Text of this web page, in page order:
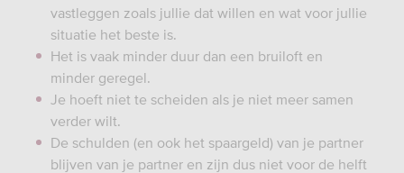
vastleggen zoals jullie dat willen en wat voor jullie
situatie het beste is.
Het is vaak minder duur dan een bruiloft en
minder geregel.
Je hoeft niet te scheiden als je niet meer samen
verder wilt.
De schulden (en ook het spaargeld) van je partner
blijven van je partner en zijn dus niet voor de helft